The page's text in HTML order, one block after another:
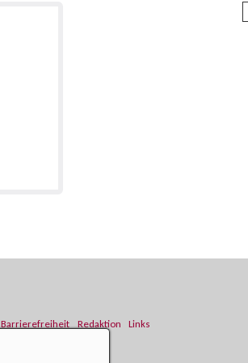
Barrierefreiheit Redaktion Links